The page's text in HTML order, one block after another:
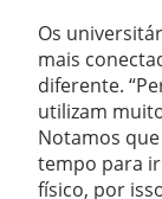
Os
mais
diferente.
utilizam
Notamos
tempo para
físico, por